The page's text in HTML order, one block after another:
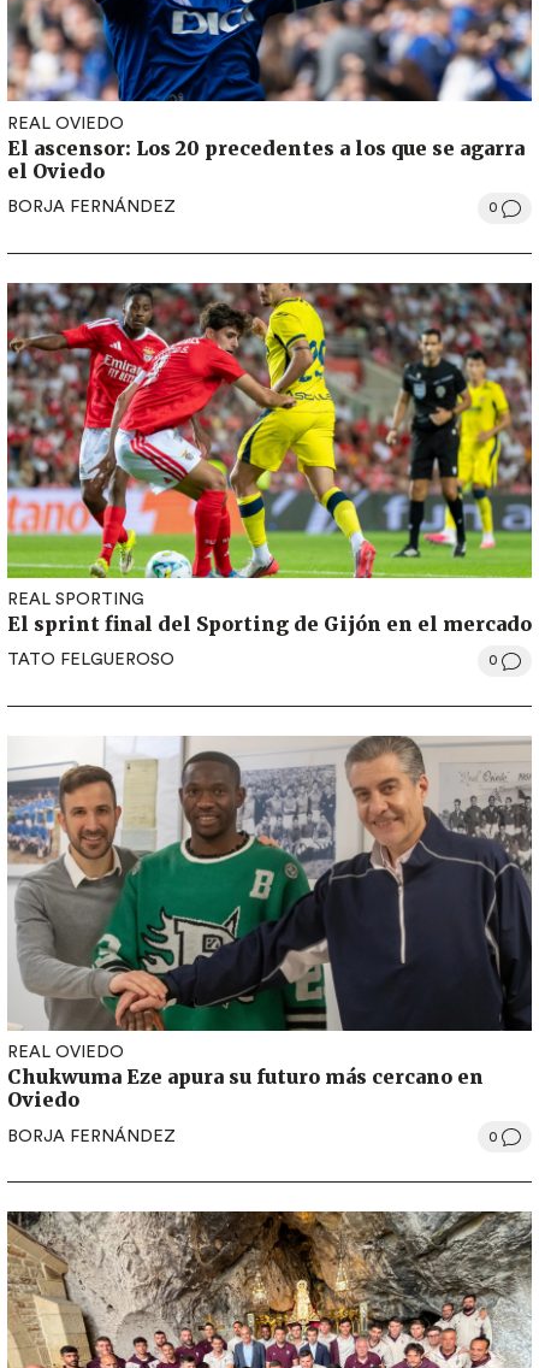
REAL OVIEDO
El ascensor: Los 20 precedentes a los que se agarra
el Oviedo
BORJA FERNÁNDEZ 0
REAL SPORTING
El sprint final del Sporting de Gijón en el mercado
TATO FELGUEROSO 0
REAL OVIEDO
Chukwuma Eze apura su futuro más cercano en
Oviedo
BORJA FERNÁNDEZ 0